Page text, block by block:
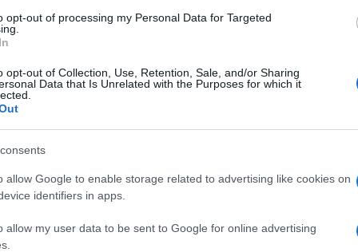
opt-out of processing my Personal Data for Targeted
opt-out of Collection, Use, Retention, Sale, and/or Sharing
Data that Is Unrelated with the Purposes for which it
allow Google to enable storage related to advertising like cookies on
identifiers in apps.
allow my user data to be sent to Google for online advertising